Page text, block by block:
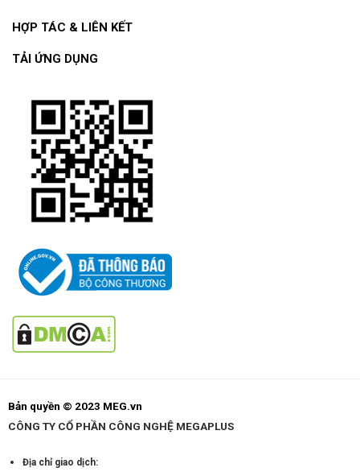
HỢP TÁC & LIÊN KẾT
TẢI ỨNG DỤNG
Bản quyền © 2023 MEG.vn
CÔNG TY CỔ PHẦN CÔNG NGHỆ MEGAPLUS
Địa chỉ giao dịch: